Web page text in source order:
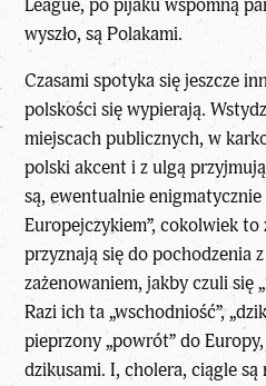
wyszło, są Polakami.
Czasami spotyka się jeszcze
polskości się wypierają.
miejscach publicznych, w
polski akcent i z ulgą
są, ewentualnie
Europejczykiem”, cokolwiek to
przyznają się do pochodzenia
zażenowaniem, jakby czuli się
Razi ich ta „wschodniość”,
pieprzony „powrót” do
dzikusami. I, cholera, ciągle